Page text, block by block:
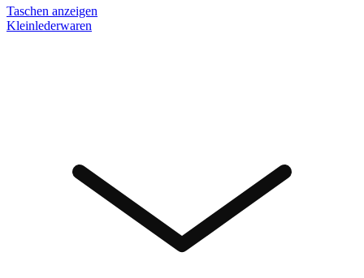
Taschen anzeigen
Kleinlederwaren